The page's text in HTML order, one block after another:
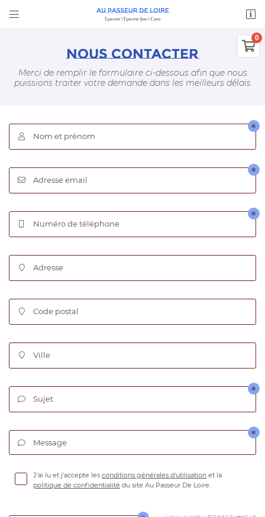
 
22 rue du Maréchal Leclerc
06 76 44 86 36

0€
Voir notre sélection
 Adresse email de réception
Rafraîchir le captcha
commerciales à l'adresse email indiqué ci-dessus. Vous pouvez vous désinscrire
NOUS CONTACTER
Merci de remplir le formulaire ci-dessous afin que nous
puissions traiter votre demande dans les meilleurs délais
 Nom et prénom
 Adresse email
Numéro de téléphone
 Adresse
 Code postal
 Ville
 Sujet
 Message
J'ai lu et j'accepte les conditions générales d'utilisation et la
politique de confidentialité du site Au Passeur De Loire.